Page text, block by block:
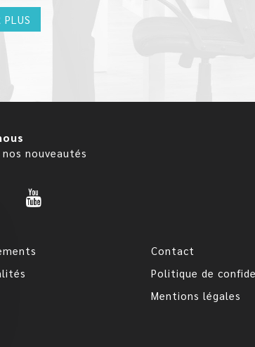
PLUS
nouveautés
Contact
Politique de
Mentions légales